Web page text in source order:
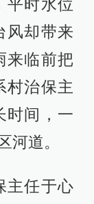
平时水位
风却带来
来临前把
村治保主
时间，一
河道。
主任于心